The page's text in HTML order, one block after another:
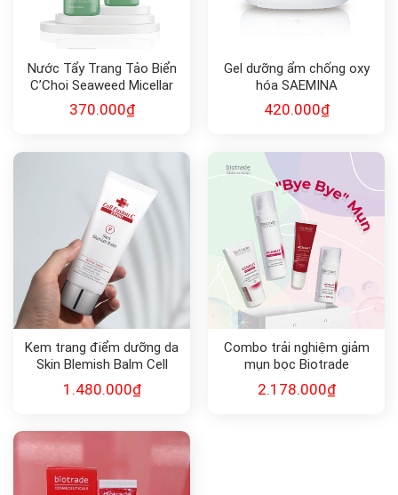
Nước Tẩy Trang Tảo Biển
C’Choi Seaweed Micellar
Water
370.000₫
Gel dưỡng ẩm chống oxy
hóa SAEMINA
REVITALIZING SIGNAL
420.000₫
Kem trang điểm dưỡng da
Skin Blemish Balm Cell
Fusion C
1.480.000₫
Combo trải nghiệm giảm
mụn bọc Biotrade
2.178.000₫